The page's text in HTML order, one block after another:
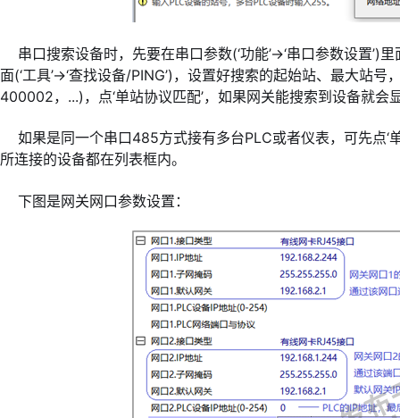
串口搜索设备时，先要在串口参数(‘功能’->‘串口参数设置’)
面(‘工具’->‘查找设备/PING’)，设置好搜索的起始站、最大站
400002，...)，点‘单站协议匹配’，如果网关能搜索到设备就会
如果是同一个串口485方式接有多台PLC或者仪表，可先点‘
所连接的设备都在列表框内。
下图是网关网口参数设置：